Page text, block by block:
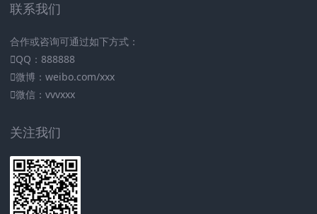
联系我们
合作或咨询可通过如下方式：
QQ：888888
微博：weibo.com/xxx
微信：vvvxxx
关注我们